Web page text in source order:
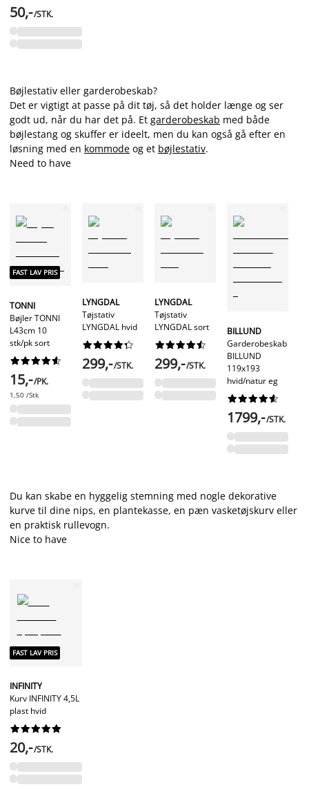
50,-/STK.
Bøjlestativ eller garderobeskab?
Det er vigtigt at passe på dit tøj, så det holder længe og ser
godt ud, når du har det på. Et garderobeskab med både
bøjlestang og skuffer er ideelt, men du kan også gå efter en
løsning med en kommode og et bøjlestativ.
Need to have
FAST LAV PRIS
TONNI
Bøjler TONNI
L43cm 10
stk/pk sort






15,-/PK.
1,50 /Stk
LYNGDAL
Tøjstativ
LYNGDAL hvid






299,-/STK.
LYNGDAL
Tøjstativ
LYNGDAL sort






299,-/STK.
BILLUND
Garderobeskab
BILLUND
119x193
hvid/natur eg






1799,-/STK.
Du kan skabe en hyggelig stemning med nogle dekorative
kurve til dine nips, en plantekasse, en pæn vasketøjskurv eller
en praktisk rullevogn.
Nice to have
FAST LAV PRIS
INFINITY
Kurv INFINITY 4,5L
plast hvid






20,-/STK.